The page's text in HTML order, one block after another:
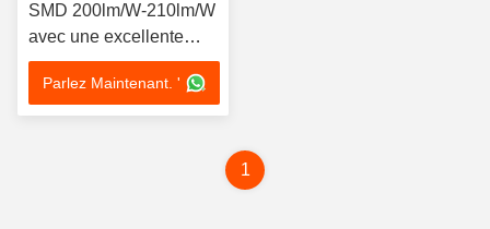
SMD 200lm/W-210lm/W
avec une excellente
dissipation thermique
Parlez Maintenant. '
1